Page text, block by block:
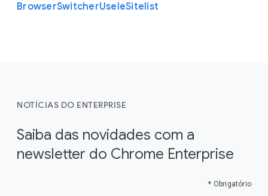
BrowserSwitcherUseIeSitelist
NOTÍCIAS DO ENTERPRISE
Saiba das novidades com a
newsletter do Chrome Enterprise
* Obrigatório